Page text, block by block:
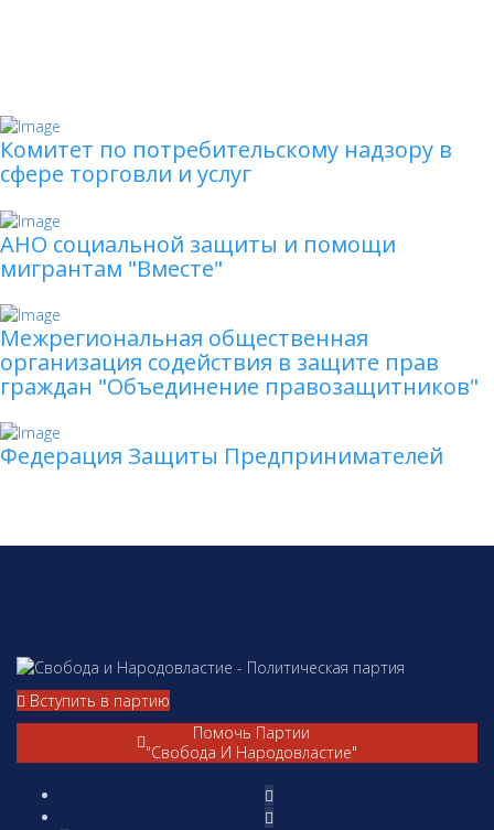
Комитет по потребительскому надзору в
сфере торговли и услуг
АНО социальной защиты и помощи
мигрантам "Вместе"
Межрегиональная общественная
организация cодействия в защите прав
граждан "Объединение правозащитников"
Федерация Защиты Предпринимателей
Вступить в партию
Помочь Партии
"Свобода И Народовластие"